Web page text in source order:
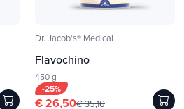
Dr. Jacob's® Medical
Flavochino
450 g
-25%
€ 26,50€ 35,16